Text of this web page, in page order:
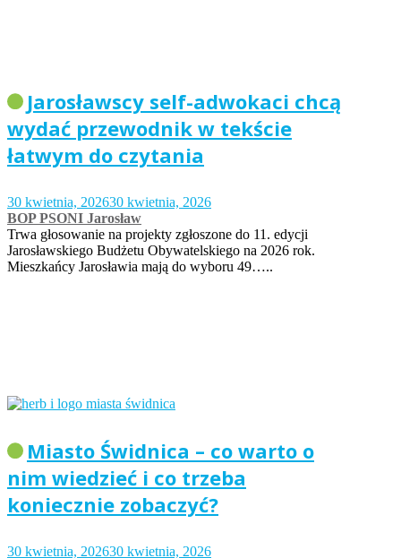
Jarosławscy self-adwokaci chcą
wydać przewodnik w tekście
łatwym do czytania
30 kwietnia, 202630 kwietnia, 2026
BOP PSONI Jarosław
Trwa głosowanie na projekty zgłoszone do 11. edycji
Jarosławskiego Budżetu Obywatelskiego na 2026 rok.
Mieszkańcy Jarosławia mają do wyboru 49…..
Miasto Świdnica – co warto o
nim wiedzieć i co trzeba
koniecznie zobaczyć?
30 kwietnia, 202630 kwietnia, 2026